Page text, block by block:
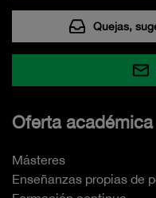
Quejas,
Oferta académica
Másteres
Enseñanzas propias de